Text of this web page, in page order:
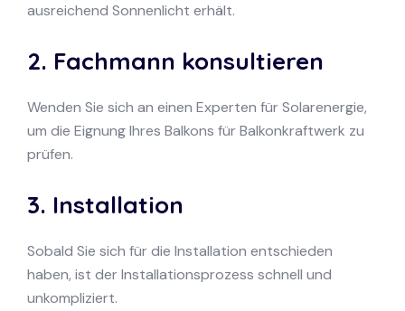
ausreichend Sonnenlicht erhält.
2. Fachmann konsultieren
Wenden Sie sich an einen Experten für Solarenergie,
um die Eignung Ihres Balkons für Balkonkraftwerk zu
prüfen.
3. Installation
Sobald Sie sich für die Installation entschieden
haben, ist der Installationsprozess schnell und
unkompliziert.